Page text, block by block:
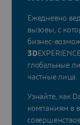
Ежедневно
вызовы, с
бизнес-
3D
глобальные
частные лица.
Узнайте, как
компаниям в